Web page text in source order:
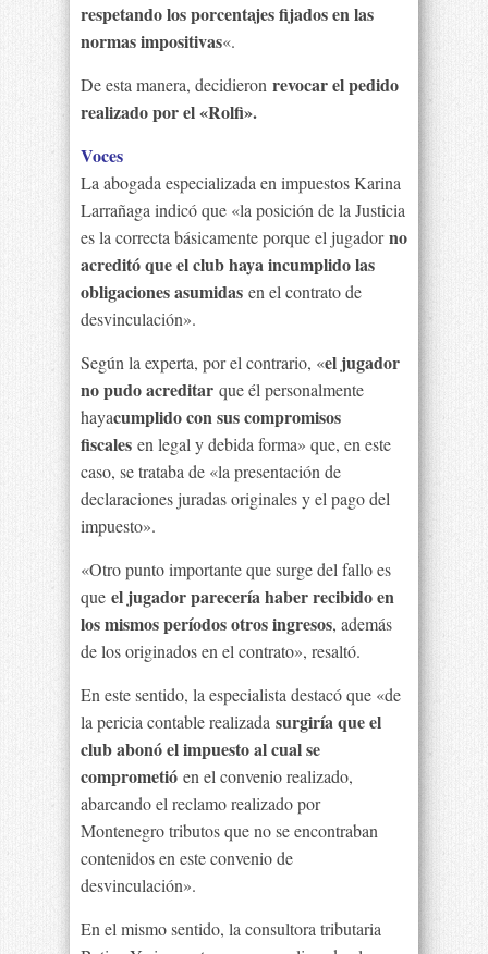
respetando los porcentajes fijados en las
normas impositivas«.
De esta manera, decidieron revocar el pedido
realizado por el «Rolfi».
Voces
La abogada especializada en impuestos Karina
Larrañaga indicó que «la posición de la Justicia
es la correcta básicamente porque el jugadorno
acreditó que el club haya incumplido las
obligaciones asumidas en el contrato de
desvinculación».
Según la experta, por el contrario, «el jugador
no pudo acreditar que él personalmente
hayacumplido con sus compromisos
fiscales en legal y debida forma» que, en este
caso, se trataba de «la presentación de
declaraciones juradas originales y el pago del
impuesto».
«Otro punto importante que surge del fallo es
que el jugador parecería haber recibido en
los mismos períodos otros ingresos, además
de los originados en el contrato», resaltó.
En este sentido, la especialista destacó que «de
la pericia contable realizada surgiría que el
club abonó el impuesto al cual se
comprometió en el convenio realizado,
abarcando el reclamo realizado por
Montenegro tributos que no se encontraban
contenidos en este convenio de
desvinculación».
En el mismo sentido, la consultora tributaria